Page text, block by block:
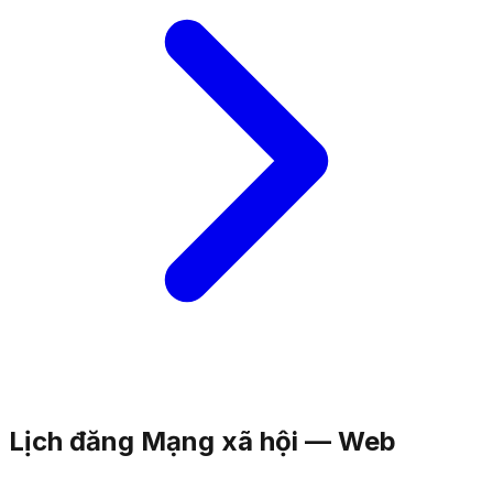
Lịch đăng Mạng xã hội — Web